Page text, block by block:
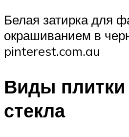
Белая затирка для
окрашиванием в
pinterest.com.au
Виды плитки
стекла